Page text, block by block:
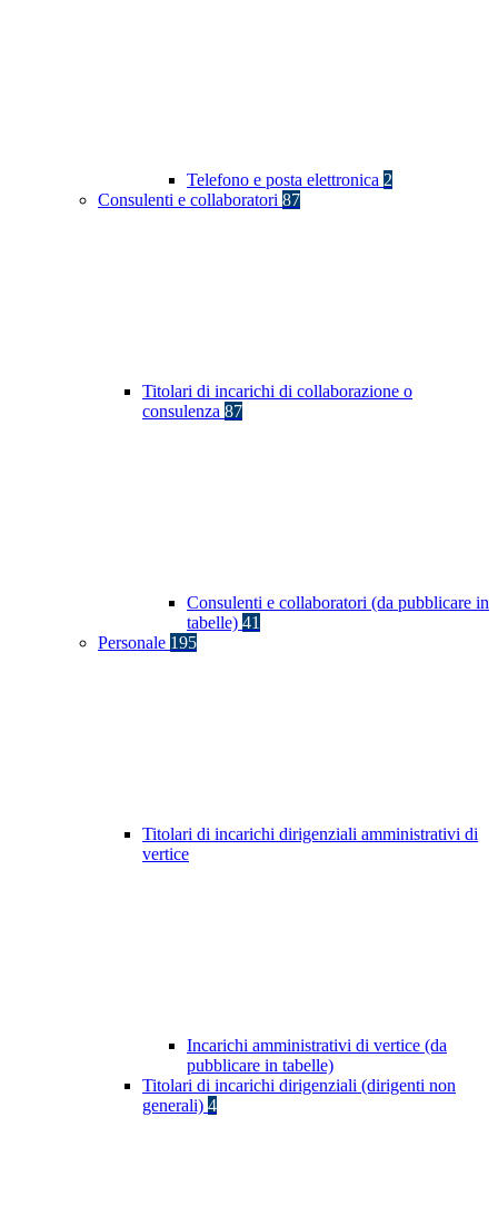
Telefono e posta elettronica 2
Consulenti e collaboratori 87
Titolari di incarichi di collaborazione o
consulenza 87
Consulenti e collaboratori (da pubblicare in
tabelle) 41
Personale 195
Titolari di incarichi dirigenziali amministrativi di
vertice
Incarichi amministrativi di vertice (da
pubblicare in tabelle)
Titolari di incarichi dirigenziali (dirigenti non
generali) 4